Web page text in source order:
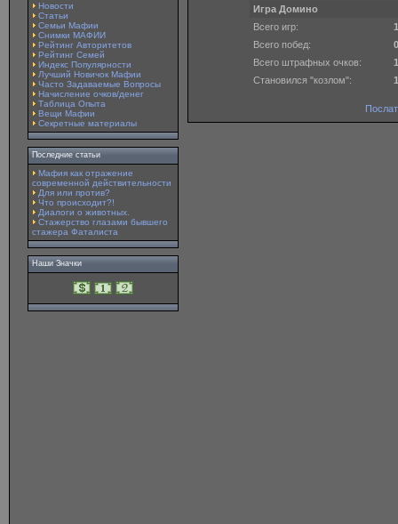
Новости
Статьи
Семьи Мафии
Снимки МАФИИ
Рейтинг Авторитетов
Рейтинг Семей
Индекс Популярности
Лучший Новичок Мафии
Часто Задаваемые Вопросы
Начисление очков/денег
Таблица Опыта
Вещи Мафии
Секретные материалы
Последние статьи
Мафия как отражение
современной действительности
Для или против?
Что происходит?!
Диалоги о животных.
Стажерство глазами бывшего
стажера Фаталиста
Наши Значки
Игра Домино
Всего игр:
1
Всего побед:
0
Всего штрафных очков:
Становился "козлом":
1